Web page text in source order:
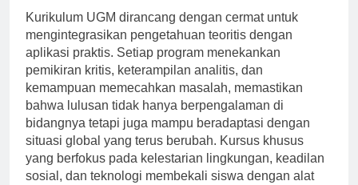
Kurikulum UGM dirancang dengan cermat untuk
mengintegrasikan pengetahuan teoritis dengan
aplikasi praktis. Setiap program menekankan
pemikiran kritis, keterampilan analitis, dan
kemampuan memecahkan masalah, memastikan
bahwa lulusan tidak hanya berpengalaman di
bidangnya tetapi juga mampu beradaptasi dengan
situasi global yang terus berubah. Kursus khusus
yang berfokus pada kelestarian lingkungan, keadilan
sosial, dan teknologi membekali siswa dengan alat